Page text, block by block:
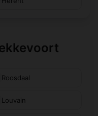
Roosdaal
Louvain